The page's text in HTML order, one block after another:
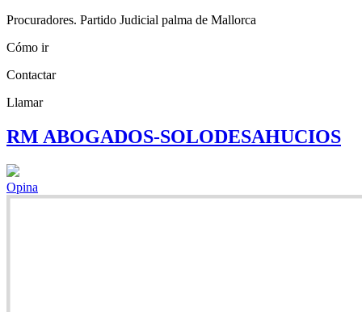
Procuradores. Partido Judicial palma de Mallorca
Cómo ir
Contactar
Llamar
RM ABOGADOS-SOLODESAHUCIOS
Opina